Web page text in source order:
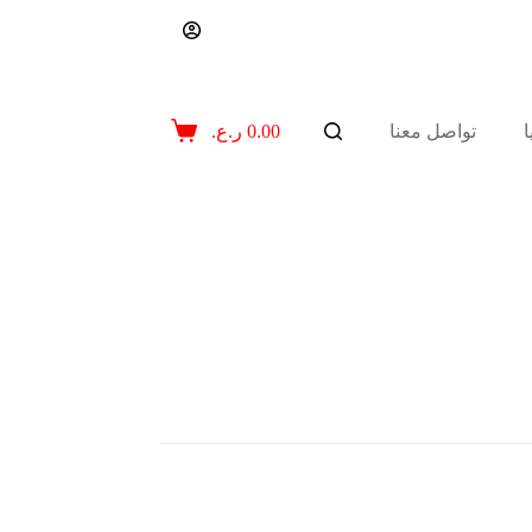
تواصل معنا
عربة
0.00 ر.ع.